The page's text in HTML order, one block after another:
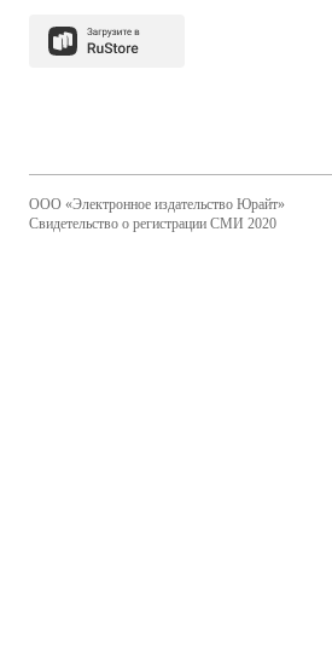
ООО «Электронное издательство Юрайт»
Свидетельство о регистрации СМИ 2020